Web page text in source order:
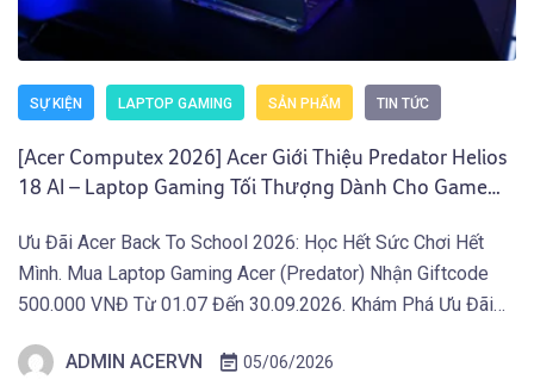
SỰ KIỆN LAPTOP GAMING SẢN PHẨM TIN TỨC
[Acer Computex 2026] Acer Giới Thiệu Predator Helios
18 AI – Laptop Gaming Tối Thượng Dành Cho Game
Ưu Đãi Acer Back To School 2026: Học Hết Sức Chơi Hết
Mình. Mua Laptop Gaming Acer (Predator) Nhận Giftcode
500.000 VNĐ Từ 01.07 Đến 30.09.2026. Khám Phá Ưu Đãi
loạt Laptop Gaming 2026 và thiết bị Gaming di động mới
ADMIN ACERVN 05/06/2026